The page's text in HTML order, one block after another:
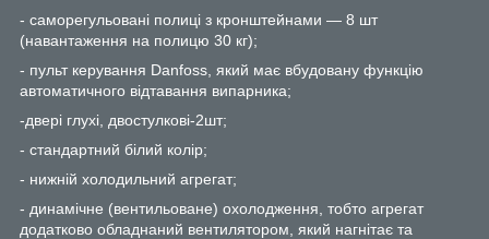
- саморегульовані полиці з кронштейнами — 8 шт
(навантаження на полицю 30 кг);
- пульт керування Danfoss , який має вбудовану функцію
автоматичного відтавання випарника;
-двері глухі, двостулкові-2шт;
- стандартний білий колір;
- нижній холодильний агрегат;
- динамічне (вентильоване) охолодження, тобто агрегат
додатково обладнаний вентилятором, який нагнітає та